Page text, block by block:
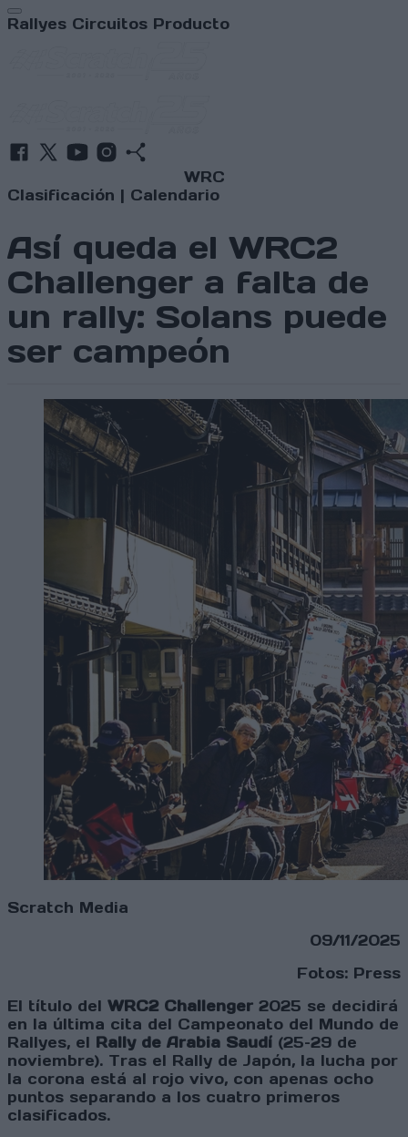
Abrir menú
Rallyes Circuitos Producto
WRC
Clasificación | Calendario
Así queda el WRC2
Challenger a falta de
un rally: Solans puede
ser campeón
Scratch Media
09/11/2025
Fotos: Press
El título del WRC2 Challenger 2025 se decidirá
en la última cita del Campeonato del Mundo de
Rallyes, el Rally de Arabia Saudí (25–29 de
noviembre). Tras el Rally de Japón, la lucha por
la corona está al rojo vivo, con apenas ocho
puntos separando a los cuatro primeros
clasificados.